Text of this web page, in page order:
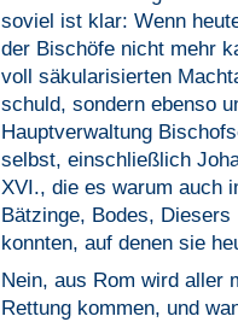
soviel ist klar: Wenn
der Bischöfe nicht mehr
voll säkularisierten
schuld, sondern ebenso
Hauptverwaltung
selbst, einschließlich
XVI., die es warum auch
Bätzinge, Bodes,
konnten, auf denen sie
Nein, aus Rom wird aller
Rettung kommen, und